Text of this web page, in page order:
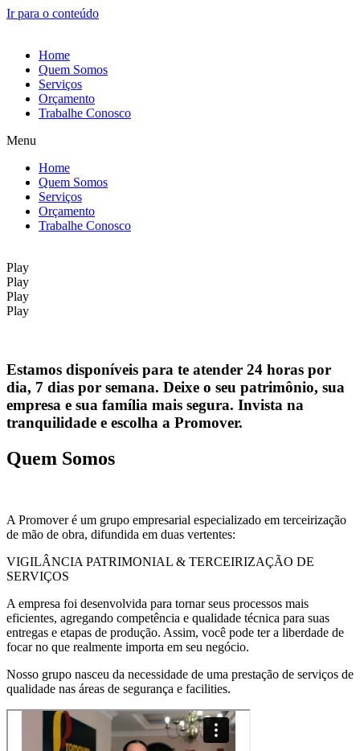
Ir para o conteúdo
Home
Quem Somos
Serviços
Orçamento
Trabalhe Conosco
Menu
Home
Quem Somos
Serviços
Orçamento
Trabalhe Conosco
Play
Play
Play
Play
Estamos disponíveis para te atender 24 horas por
dia, 7 dias por semana. Deixe o seu patrimônio, sua
empresa e sua família mais segura. Invista na
tranquilidade e escolha a Promover.
Quem Somos
A Promover é um grupo empresarial especializado em terceirização
de mão de obra, difundida em duas vertentes:
VIGILÂNCIA PATRIMONIAL & TERCEIRIZAÇÃO DE
SERVIÇOS
A empresa foi desenvolvida para tornar seus processos mais
eficientes, agregando competência e qualidade técnica para suas
entregas e etapas de produção. Assim, você pode ter a liberdade de
focar no que realmente importa em seu negócio.
Nosso grupo nasceu da necessidade de uma prestação de serviços de
qualidade nas áreas de segurança e facilities.